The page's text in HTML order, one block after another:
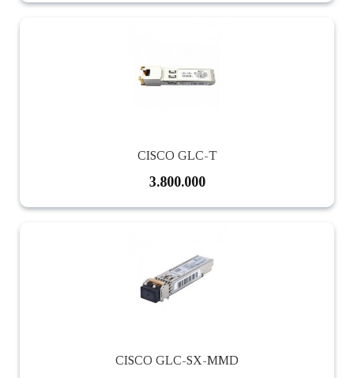
CISCO GLC-T
3.800.000
CISCO GLC-SX-MMD